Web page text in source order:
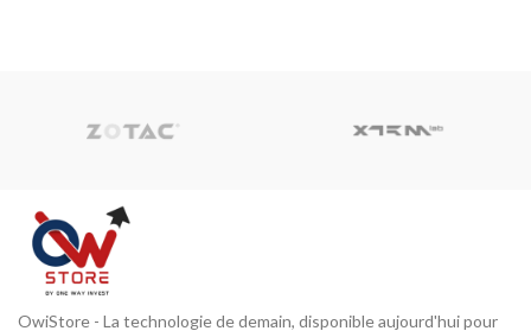
OwiStore - La technologie de demain, disponible aujourd'hui pour